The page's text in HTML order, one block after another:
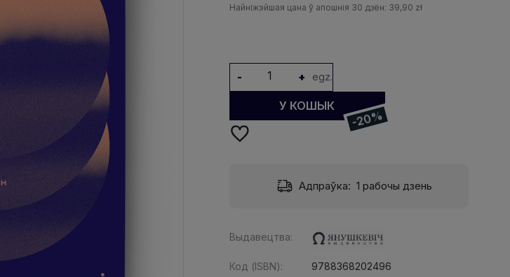
Найніжэйшая цана ў апошнія 30 дзён: 39,90 zł
+
- egz.
У КОШЫК
-20%
Адпраўка: 1 рабочы дзень
Выдавецтва:
Код (ISBN):
9788368202496